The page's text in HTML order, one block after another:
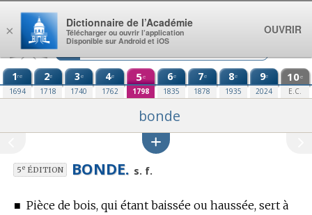
Aller au contenu
1re
1694
2e
1718
3e
1740
4e
1762
5e
1798
6e
1835
7e
1878
8e
1935
9e
2024
10e
E.C.
bonde
5eÉDITION BONDE. s. f.
■ Pièce de bois, qui étant baissée ou haussée, sert à
×
Dictionnaire de l’Académie
Télécharger ou ouvrir l’application
Disponible sur Android et iOS
OUVRIR